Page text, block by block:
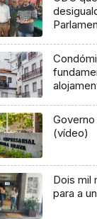
Governo
(vídeo)
Dois mil
para a